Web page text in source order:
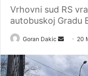
Vrhovni sud RS
autobuskoj Gradu
Goran Dakic
d
20